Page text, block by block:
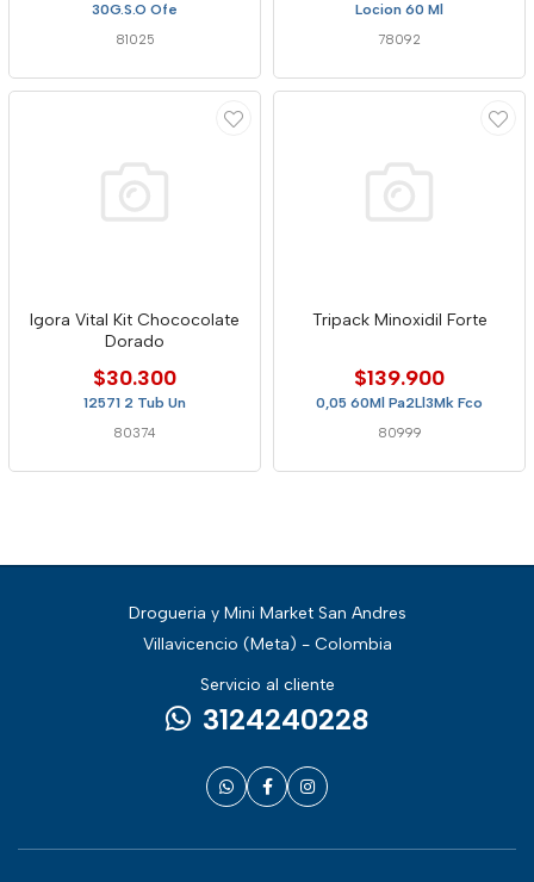
30G.S.O Ofe
81025
Locion 60 Ml
78092
Igora Vital Kit Chococolate
Dorado
$30.300
12571 2 Tub Un
80374
Tripack Minoxidil Forte
$139.900
0,05 60Ml Pa2Ll3Mk Fco
80999
Drogueria y Mini Market San Andres
Villavicencio (Meta) - Colombia
Servicio al cliente
3124240228